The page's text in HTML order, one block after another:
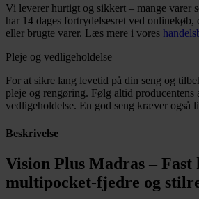
antal
Vi leverer hurtigt og sikkert – mange varer
har 14 dages fortrydelsesret ved
eller brugte varer. Læs mere i vores
Pleje og vedligeholdelse
For at sikre lang levetid på din seng og
pleje og rengøring. Følg altid producentens
vedligeholdelse. En god seng kræver også
Beskrivelse
Vision Plus Madras –
multipocket-fjedre og